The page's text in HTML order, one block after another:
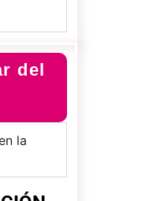
del
la